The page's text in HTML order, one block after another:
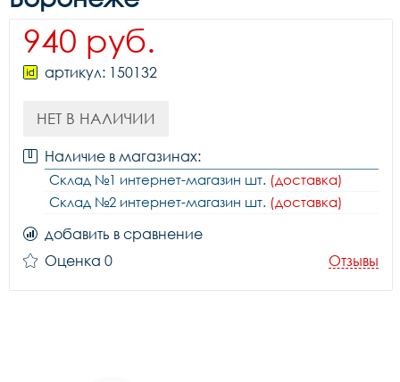
940 руб.
артикул: 150132
НЕТ В НАЛИЧИИ
Наличие в магазинах:
Склад №1 интернет-магазин шт. (доставка)
Склад №2 интернет-магазин шт. (доставка)
добавить в сравнение
Оценка 0
Отзывы